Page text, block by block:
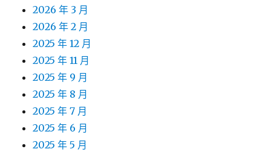
2026 年 3 月
2026 年 2 月
2025 年 12 月
2025 年 11 月
2025 年 9 月
2025 年 8 月
2025 年 7 月
2025 年 6 月
2025 年 5 月